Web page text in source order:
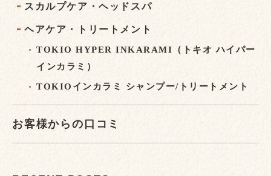
スカルプケア・ヘッドスパ
ヘアケア・トリートメント
TOKIO HYPER INKARAMI（トキオ ハイパー
インカラミ）
TOKIOインカラミ シャンプー/トリートメント
お客様からの口コミ